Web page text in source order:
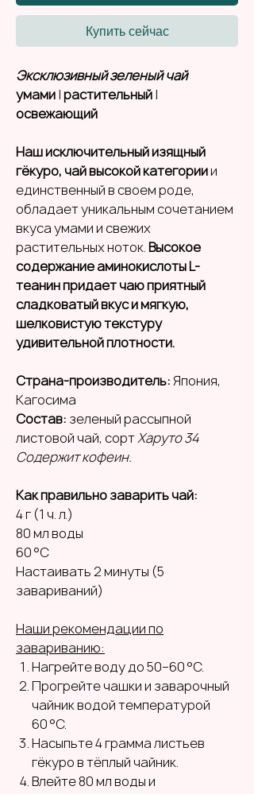
Купить сейчас
Эксклюзивный зеленый чай
умами|растительный|
освежающий
Наш исключительный изящный
гёкуро, чай высокой категориии
единственный в своем роде,
обладает уникальным сочетанием
вкуса умами и свежих
растительных ноток.Высокое
содержание аминокислоты L-
теанин придает чаю приятный
сладковатый вкус и мягкую,
шелковистую текстуру
удивительной плотности.
Страна-производитель:Япония,
Кагосима
Состав: зеленый рассыпной
листовой чай, сортХаруто 34
Содержит кофеин.
Как правильно заварить чай:
4 г (1 ч. л.)
80 мл воды
60 °C
Настаивать 2 минуты (5
завариваний)
Наши рекомендации по
завариванию:
Нагрейте воду до 50–60 °C.
Прогрейте чашки и заварочный
чайник водой температурой
60 °C.
Насыпьте 4 грамма листьев
гёкуро в тёплый чайник.
Влейте 80 мл воды и